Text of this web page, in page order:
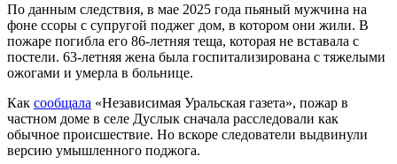
По данным следствия, в мае 2025 года пьяный мужчина на
фоне ссоры с супругой поджег дом, в котором они жили. В
пожаре погибла его 86-летняя теща, которая не вставала с
постели. 63-летняя жена была госпитализирована с тяжелыми
ожогами и умерла в больнице.
Как сообщала «Независимая Уральская газета», пожар в
частном доме в селе Дуслык сначала расследовали как
обычное происшествие. Но вскоре следователи выдвинули
версию умышленного поджога.